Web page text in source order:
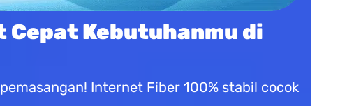
Kebutuhanmu di
Internet Fiber 100% stabil cocok